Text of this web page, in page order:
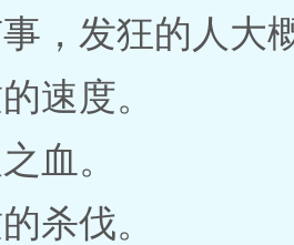
，发狂的人大
速度。
血。
杀伐。